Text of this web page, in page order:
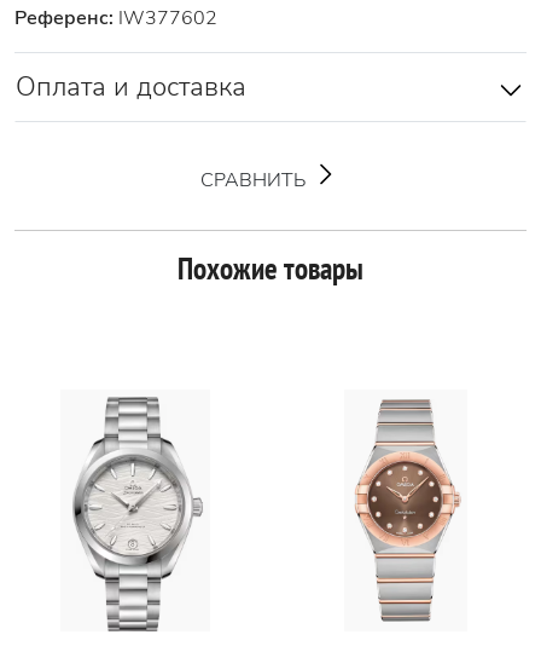
Референс: IW377602
Оплата и доставка
СРАВНИТЬ
Похожие товары